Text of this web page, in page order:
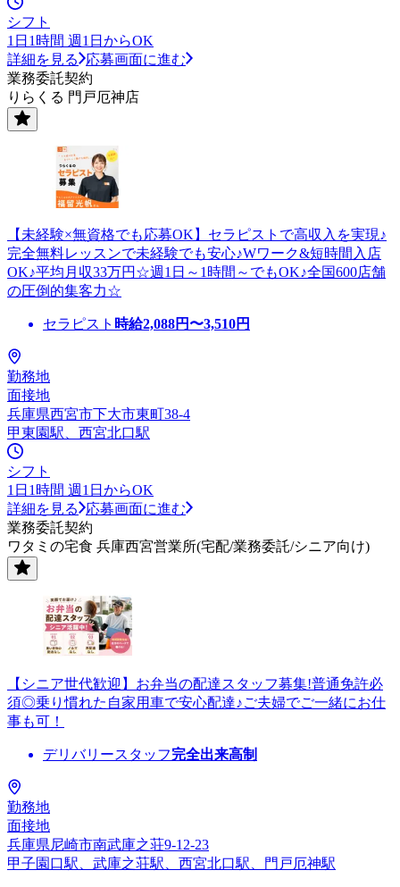
シフト
1日1時間 週1日からOK
詳細を見る
応募画面に進む
業務委託契約
りらくる 門戸厄神店
【未経験×無資格でも応募OK】セラピストで高収入を実現♪
完全無料レッスンで未経験でも安心♪Wワーク&短時間入店
OK♪平均月収33万円☆週1日～1時間～でもOK♪全国600店舗
の圧倒的集客力☆
セラピスト 時給2,088円〜3,510円
勤務地
面接地
兵庫県西宮市下大市東町38-4
甲東園駅、西宮北口駅
シフト
1日1時間 週1日からOK
詳細を見る
応募画面に進む
業務委託契約
ワタミの宅食 兵庫西宮営業所(宅配/業務委託/シニア向け)
【シニア世代歓迎】お弁当の配達スタッフ募集!普通免許必
須◎乗り慣れた自家用車で安心配達♪ご夫婦でご一緒にお仕
事も可！
デリバリースタッフ完全出来高制
勤務地
面接地
兵庫県尼崎市南武庫之荘9-12-23
甲子園口駅、武庫之荘駅、西宮北口駅、門戸厄神駅